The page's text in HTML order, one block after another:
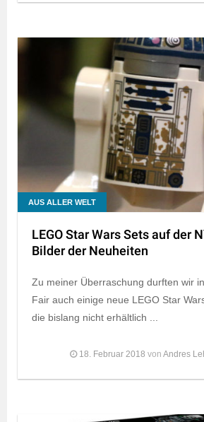
AUS ALLER WELT
LEGO Star Wars Sets auf der
Bilder der Neuheiten
Zu meiner Überraschung durften wir
Fair auch einige neue LEGO Star
die bislang nicht erhältlich ...
18. Februar 2018 von Andres